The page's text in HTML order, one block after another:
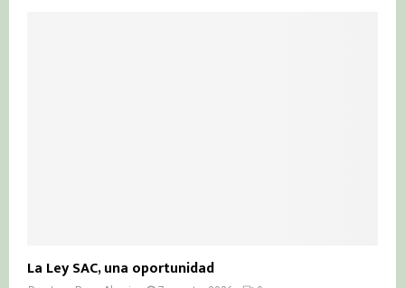
La Ley SAC, una oportunidad